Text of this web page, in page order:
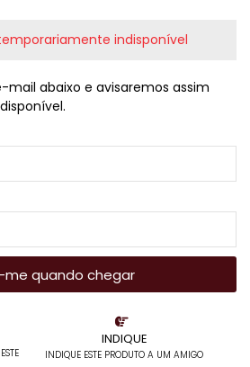
INDIQUE
INDIQUE ESTE PRODUTO A UM AMIGO
indisponível
abaixo e avisaremos assim
me quando chegar